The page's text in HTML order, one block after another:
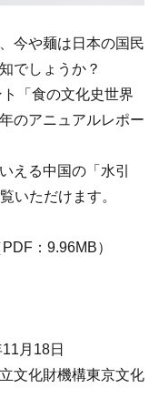
今や麺は日本の国民
でしょうか？
「食の文化史世界
のアニュアルレポー
える中国の「水引
いただけます。
PDF：9.96MB）
月18日
文化財機構東京文化